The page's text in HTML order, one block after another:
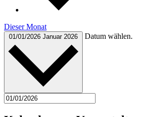
Dieser Monat
01/01/2026 Januar 2026 Datum wählen.